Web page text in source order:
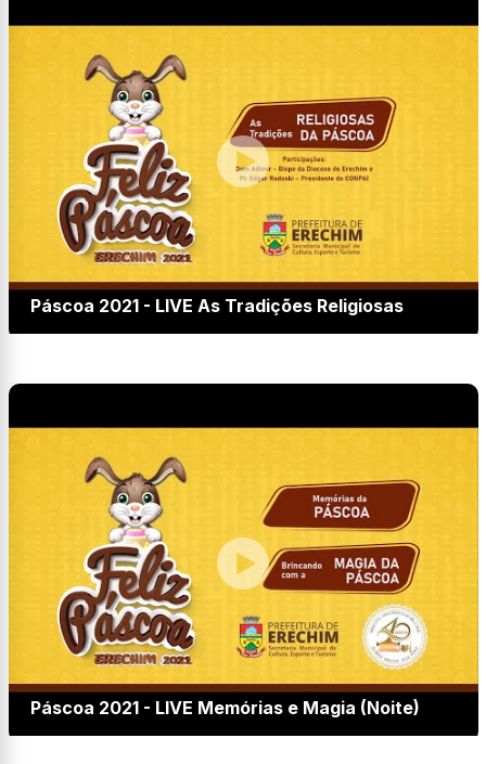
Páscoa 2021 - LIVE As Tradições Religiosas
Páscoa 2021 - LIVE Memórias e Magia (Noite)